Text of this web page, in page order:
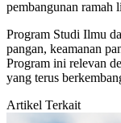
pembangunan ramah
Program Studi Ilmu
pangan, keamanan
Program ini relevan
yang terus
Artikel Terkait